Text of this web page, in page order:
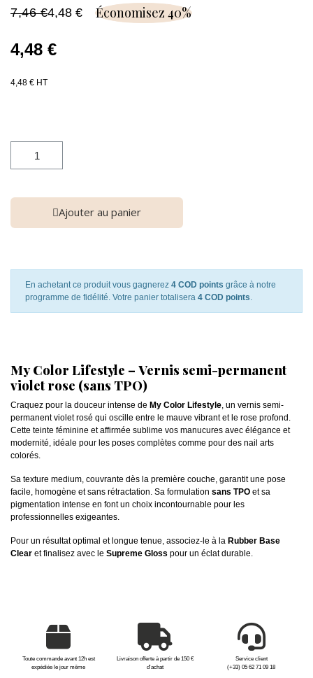
7,46 €4,48 € Économisez 40%
4,48 €
4,48 € HT
Ajouter au panier
En achetant ce produit vous gagnerez 4 COD points grâce à notre
programme de fidélité. Votre panier totalisera 4 COD points.
My Color Lifestyle – Vernis semi-permanent
violet rose (sans TPO)
Craquez pour la douceur intense de My Color Lifestyle, un vernis semi-
permanent violet rosé qui oscille entre le mauve vibrant et le rose profond.
Cette teinte féminine et affirmée sublime vos manucures avec élégance et
modernité, idéale pour les poses complètes comme pour des nail arts
colorés.
Sa texture medium, couvrante dès la première couche, garantit une pose
facile, homogène et sans rétractation. Sa formulation sans TPO et sa
pigmentation intense en font un choix incontournable pour les
professionnelles exigeantes.
Pour un résultat optimal et longue tenue, associez-le à la Rubber Base
Clear et finalisez avec le Supreme Gloss pour un éclat durable.
Toute commande avant 12h est
expédiée le jour même
Livraison offerte à partir de 150 €
d'achat
Service client
(+33) 05 62 71 09 18